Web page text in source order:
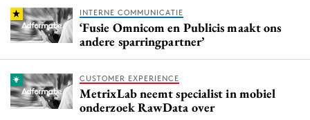
INTERNE COMMUNICATIE
‘Fusie Omnicom en Publicis maakt ons
andere sparringpartner’
CUSTOMER EXPERIENCE
MetrixLab neemt specialist in mobiel
onderzoek RawData over